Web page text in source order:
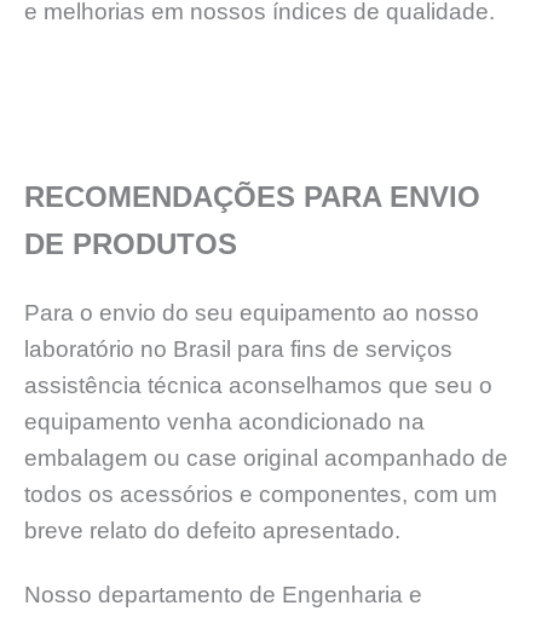
e melhorias em nossos índices de qualidade.
RECOMENDAÇÕES PARA ENVIO
DE PRODUTOS
Para o envio do seu equipamento ao nosso
laboratório no Brasil para fins de serviços
assistência técnica aconselhamos que seu o
equipamento venha acondicionado na
embalagem ou case original acompanhado de
todos os acessórios e componentes, com um
breve relato do defeito apresentado.
Nosso departamento de Engenharia e